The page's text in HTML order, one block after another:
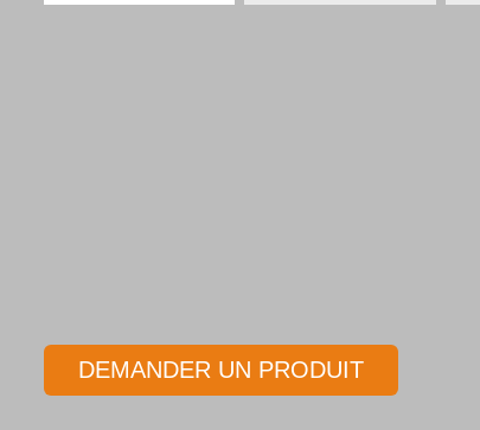
DEMANDER UN PRODUIT